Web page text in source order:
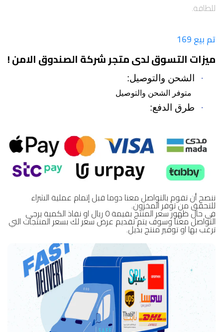
للطاقة.
تم بيع 169
ميزات التسوق لدى متجر شركة الصندوق الامن !
· الشحن والتوصيل:
متوفر الشحن والتوصيل
· طرق الدفع:
ننصح أن تقوم بالتواصل معنا دوما قبل إتمام عملية الشراء
للتحقق من توفر المخزون.
في حال ظهور سعر المنتج بقيمة 0 ريال او نفاذ الكمية يرجى
التواصل معنا وسوف يتم تقديم عرض سعر لك بسعر المنتجات التي
ترغب بها او توفير منتج بديل.